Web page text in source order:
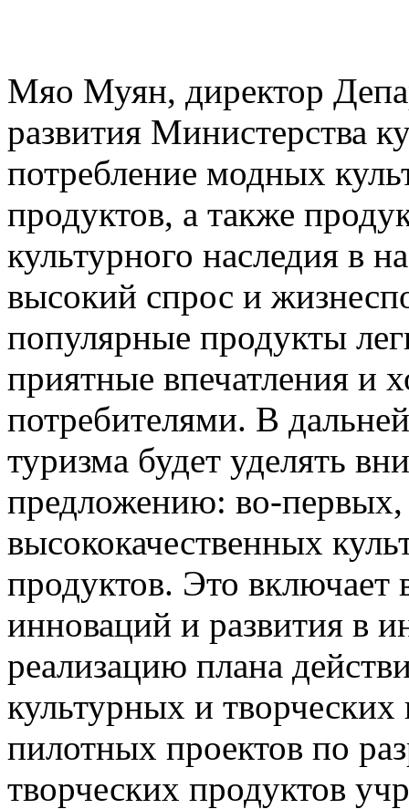
Мяо Муян, директор
развития Министерства
потребление модных
продуктов, а также
культурного наследия в
высокий спрос и
популярные продукты
приятные впечатления и
потребителями. В
туризма будет уделять
предложению: во-первых,
высококачественных
продуктов. Это включает
инноваций и развития в
реализацию плана
культурных и
пилотных проектов по
творческих продуктов